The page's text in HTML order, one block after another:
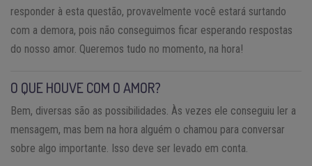
responder à esta questão, provavelmente você estará surtando
com a demora, pois não conseguimos ficar esperando respostas
do nosso amor. Queremos tudo no momento, na hora!
O QUE HOUVE COM O AMOR?
Bem, diversas são as possibilidades. Às vezes ele conseguiu ler a
mensagem, mas bem na hora alguém o chamou para conversar
sobre algo importante. Isso deve ser levado em conta.